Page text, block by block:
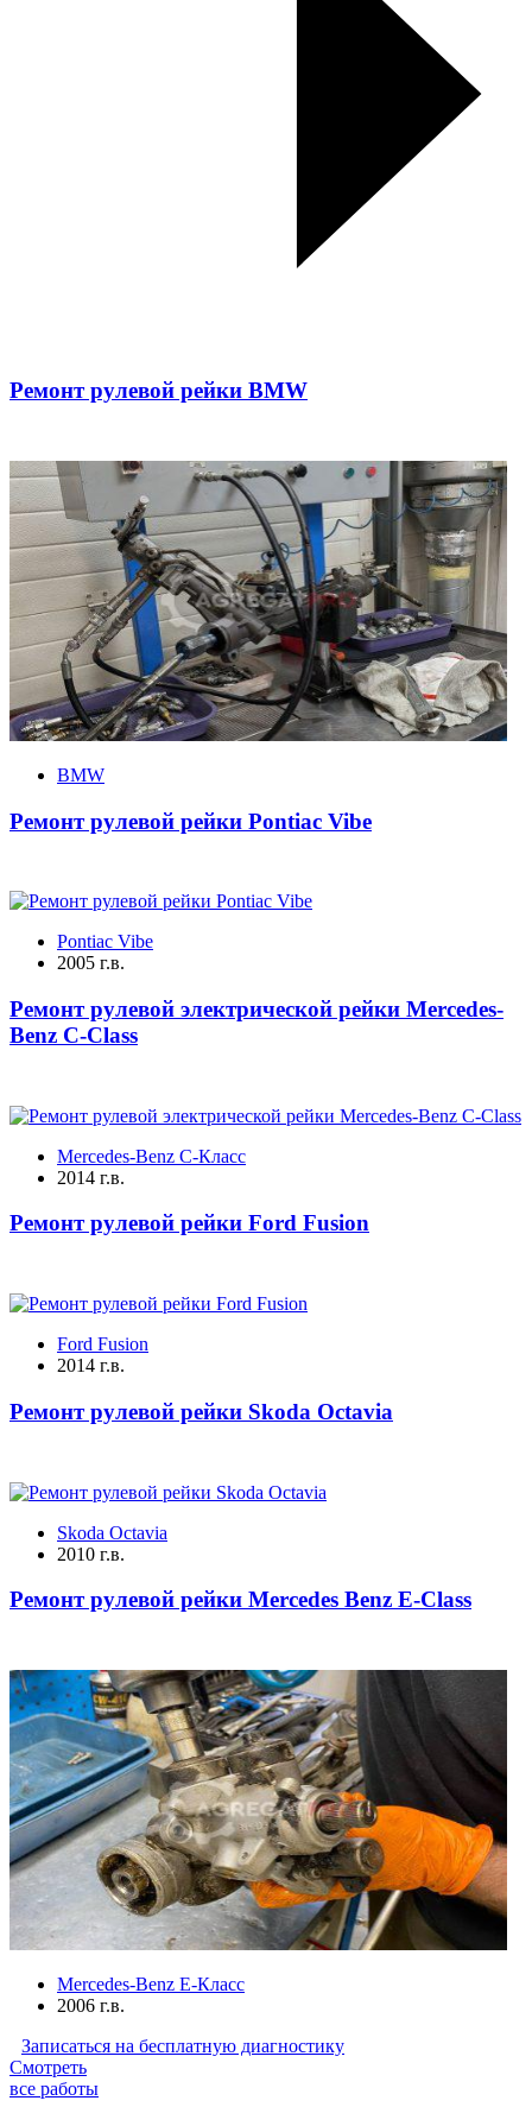
Ремонт рулевой рейки BMW
BMW
Ремонт рулевой рейки Pontiac Vibe
Pontiac Vibe
2005 г.в.
Ремонт рулевой электрической рейки Mercedes-
Benz C-Class
Mercedes-Benz C-Класс
2014 г.в.
Ремонт рулевой рейки Ford Fusion
Ford Fusion
2014 г.в.
Ремонт рулевой рейки Skoda Octavia
Skoda Octavia
2010 г.в.
Ремонт рулевой рейки Mercedes Benz E-Class
Mercedes-Benz E-Класс
2006 г.в.
Записаться на бесплатную диагностику
Смотреть
все работы